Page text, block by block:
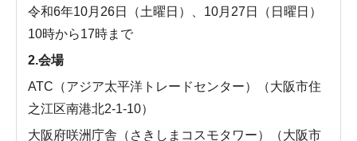
令和6年10月26日（土曜日）、10月27日（日曜日）
10時から17時まで
2.会場
ATC（アジア太平洋トレードセンター）（大阪市住
之江区南港北2-1-10）
大阪府咲洲庁舎（さきしまコスモタワー）（大阪市